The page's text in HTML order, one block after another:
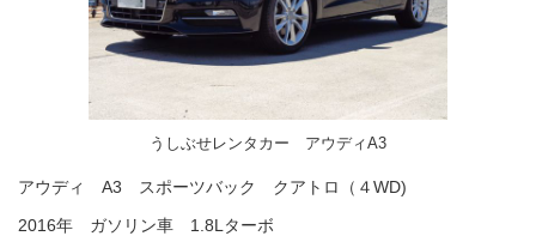
うしぶせレンタカー アウディA3
アウディ A3 スポーツバック クアトロ（４WD)
2016年 ガソリン車 1.8Lターボ